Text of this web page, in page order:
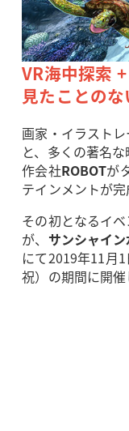
VR海中探索
見たことのな
画家・イラスト
と、多くの著名
作会社ROBOTが
テインメントが完
その初となるイ
が、 サンシャイ
にて2019年11月
祝）の期間に開催